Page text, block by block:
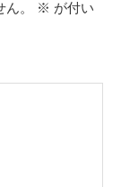
。 ※ が付い